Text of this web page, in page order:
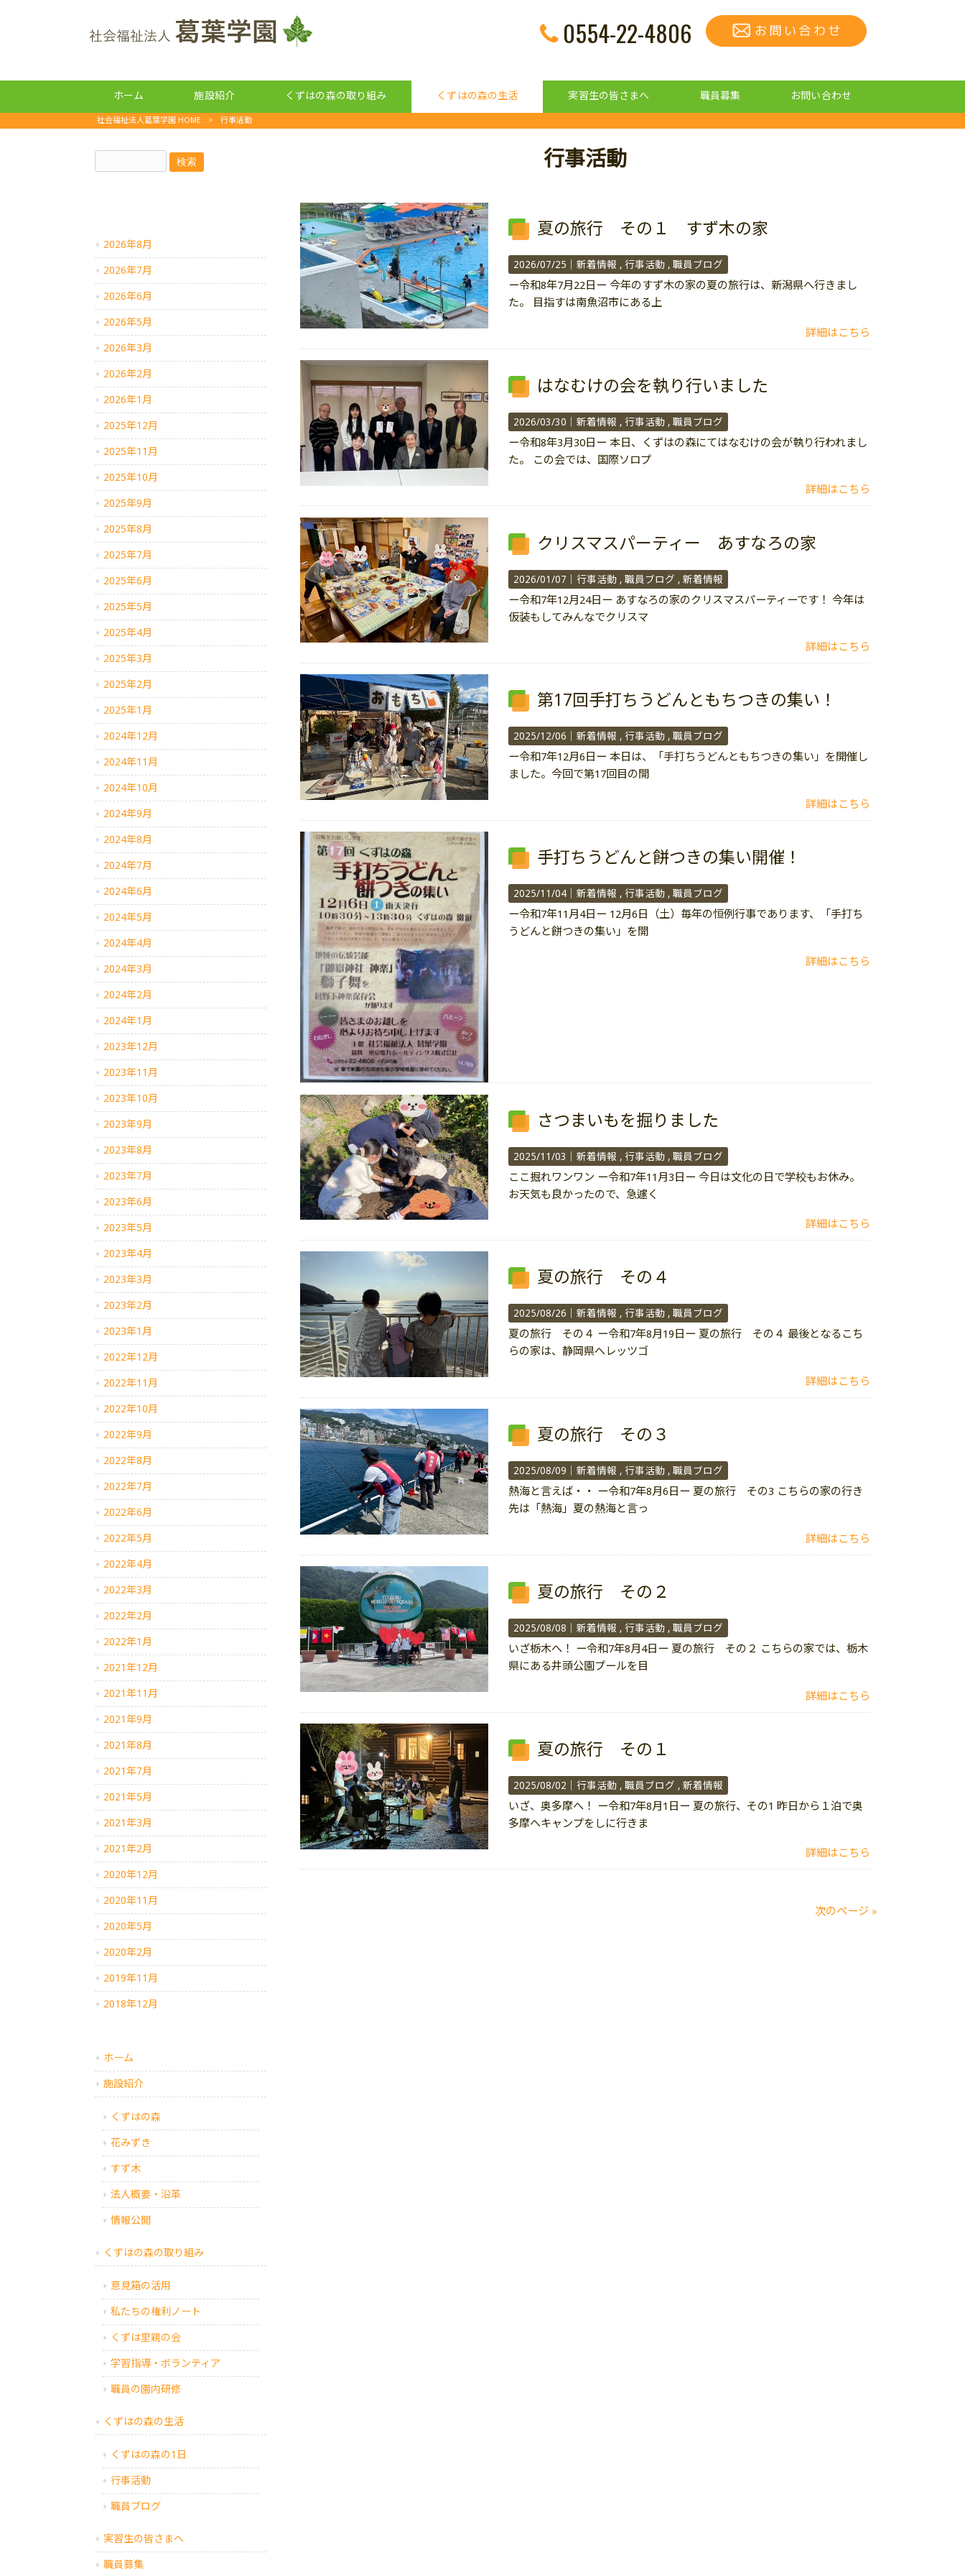
0554-22-4806
ホーム 施設紹介 くずはの森の取り組み くずはの森の生活 実習生の皆さまへ 職員募集 お問い合わせ
社会福祉法人葛葉学園 HOME > 行事活動
行事活動
夏の旅行 その１ すず木の家
2026/07/25｜ 新着情報 行事活動 職員ブログ
ー令和8年7月22日ー 今年のすず木の家の夏の旅行は、新潟県へ行きまし
た。 目指すは南魚沼市にある上
詳細はこちら
はなむけの会を執り行いました
2026/03/30｜ 新着情報 行事活動 職員ブログ
ー令和8年3月30日ー 本日、くずはの森にてはなむけの会が執り行われまし
た。 この会では、国際ソロプ
詳細はこちら
クリスマスパーティー あすなろの家
2026/01/07｜ 行事活動 職員ブログ 新着情報
ー令和7年12月24日ー あすなろの家のクリスマスパーティーです！ 今年は
仮装もしてみんなでクリスマ
詳細はこちら
第17回手打ちうどんともちつきの集い！
2025/12/06｜ 新着情報 行事活動 職員ブログ
ー令和7年12月6日ー 本日は、「手打ちうどんともちつきの集い」を開催し
ました。今回で第17回目の開
詳細はこちら
手打ちうどんと餅つきの集い開催！
2025/11/04｜ 新着情報 行事活動 職員ブログ
ー令和7年11月4日ー 12月6日（土）毎年の恒例行事であります、「手打ち
うどんと餅つきの集い」を開
詳細はこちら
さつまいもを掘りました
2025/11/03｜ 新着情報 行事活動 職員ブログ
ここ掘れワンワン ー令和7年11月3日ー 今日は文化の日で学校もお休み。
お天気も良かったので、急遽く
詳細はこちら
夏の旅行 その４
2025/08/26｜ 新着情報 行事活動 職員ブログ
夏の旅行 その４ ー令和7年8月19日ー 夏の旅行 その４ 最後となるこち
らの家は、静岡県へレッツゴ
詳細はこちら
夏の旅行 その３
2025/08/09｜ 新着情報 行事活動 職員ブログ
熱海と言えば・・ ー令和7年8月6日ー 夏の旅行 その3 こちらの家の行き
先は「熱海」夏の熱海と言っ
詳細はこちら
夏の旅行 その２
2025/08/08｜ 新着情報 行事活動 職員ブログ
いざ栃木へ！ ー令和7年8月4日ー 夏の旅行 その２ こちらの家では、栃木
県にある井頭公園プールを目
詳細はこちら
夏の旅行 その１
2025/08/02｜ 行事活動 職員ブログ 新着情報
いざ、奥多摩へ！ ー令和7年8月1日ー 夏の旅行、その1 昨日から１泊で奥
多摩へキャンプをしに行きま
詳細はこちら
次のページ »
2026年8月
2026年7月
2026年6月
2026年5月
2026年3月
2026年2月
2026年1月
2025年12月
2025年11月
2025年10月
2025年9月
2025年8月
2025年7月
2025年6月
2025年5月
2025年4月
2025年3月
2025年2月
2025年1月
2024年12月
2024年11月
2024年10月
2024年9月
2024年8月
2024年7月
2024年6月
2024年5月
2024年4月
2024年3月
2024年2月
2024年1月
2023年12月
2023年11月
2023年10月
2023年9月
2023年8月
2023年7月
2023年6月
2023年5月
2023年4月
2023年3月
2023年2月
2023年1月
2022年12月
2022年11月
2022年10月
2022年9月
2022年8月
2022年7月
2022年6月
2022年5月
2022年4月
2022年3月
2022年2月
2022年1月
2021年12月
2021年11月
2021年9月
2021年8月
2021年7月
2021年5月
2021年3月
2021年2月
2020年12月
2020年11月
2020年5月
2020年2月
2019年11月
2018年12月
ホーム
施設紹介
くずはの森
花みずき
すず木
法人概要・沿革
情報公開
くずはの森の取り組み
意見箱の活用
私たちの権利ノート
くずは里親の会
学習指導・ボランティア
職員の園内研修
くずはの森の生活
くずはの森の1日
行事活動
職員ブログ
実習生の皆さまへ
職員募集